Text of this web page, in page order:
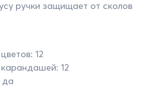
ручки защищает от сколов
12
12
да